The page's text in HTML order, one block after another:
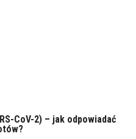
CoV-2) – jak odpowiadać